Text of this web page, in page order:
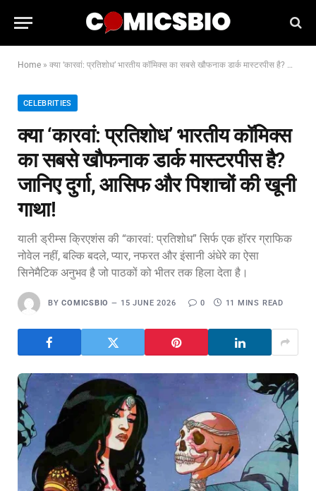
Home » क्या ‘कारवां: प्रतिशोध’ भारतीय कॉमिक्स का सबसे खौफनाक डार्क मास्टरपीस है? जानिए दुर्गा, आसिफ और पिशाचों की खूनी गाथा!
CELEBRITIES
क्या ‘कारवां: प्रतिशोध’ भारतीय कॉमिक्स
का सबसे खौफनाक डार्क मास्टरपीस है?
जानिए दुर्गा, आसिफ और पिशाचों की खूनी
गाथा!
याली ड्रीम्स क्रिएशंस की “कारवां: प्रतिशोध” सिर्फ एक हॉरर ग्राफिक
नोवेल नहीं, बल्कि बदले, प्यार, नफरत और इंसानी अंधेरे का ऐसा
सिनेमैटिक अनुभव है जो पाठकों को भीतर तक हिला देता है।
BY COMICSBIO 15 JUNE 2026 0 11 MINS READ